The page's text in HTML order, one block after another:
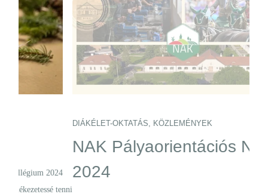
tenni
DIÁKÉLET-OKTATÁS,KÖZLEMÉNYEK
NAK Pályaorientációs Nap
2024